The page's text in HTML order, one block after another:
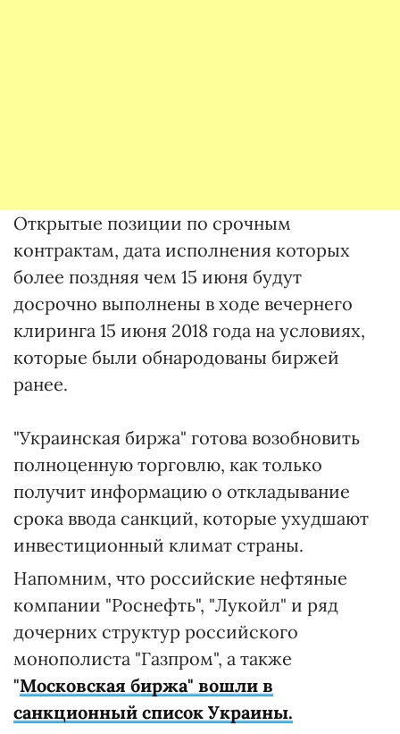
Открытые позиции по срочным
контрактам, дата исполнения которых
более поздняя чем 15 июня будут
досрочно выполнены в ходе вечернего
клиринга 15 июня 2018 года на условиях,
которые были обнародованы биржей
ранее.
"Украинская биржа" готова возобновить
полноценную торговлю, как только
получит информацию о откладывание
срока ввода санкций, которые ухудшают
инвестиционный климат страны.
Напомним, что российские нефтяные
компании "Роснефть", "Лукойл" и ряд
дочерних структур российского
монополиста "Газпром", а также
"Московская биржа" вошли в
санкционный список Украины.